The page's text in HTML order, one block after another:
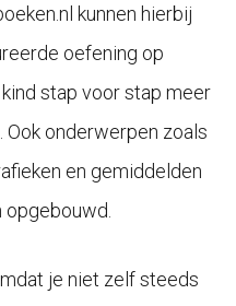
kunnen hierbij
oefening op
stap voor stap meer
onderwerpen zoals
en gemiddelden
opgebouwd.
je niet zelf steeds